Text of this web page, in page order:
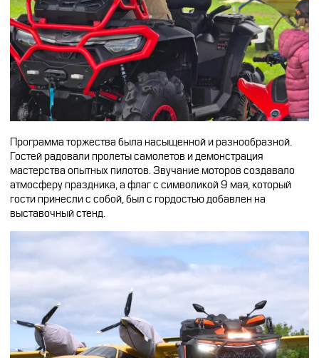
Программа торжества была насыщенной и разнообразной.
Гостей радовали пролеты самолетов и демонстрация
мастерства опытных пилотов. Звучание моторов создавало
атмосферу праздника, а флаг с символикой 9 мая, который
гости принесли с собой, был с гордостью добавлен на
выставочный стенд.